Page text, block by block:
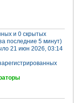
и 0 скрытых
последние 5 минут)
21 июн 2026, 03:14